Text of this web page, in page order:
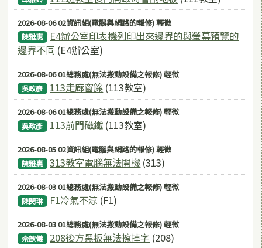
2026-08-06 02資訊組(電腦與網路的報修) 輕微
陳雅惠
E4辦公室印表機列印出來邊界的與螢幕預覽的
邊界不同 (E4辦公室)
2026-08-06 01總務處(無法搬動設備之報修) 輕微
吳政彥 113走廊窗簾 (113教室)
2026-08-06 01總務處(無法搬動設備之報修) 輕微
吳政彥 113前門磁鐵 (113教室)
2026-08-05 02資訊組(電腦與網路的報修) 輕微
陳雅惠 313教室電腦無法開機 (313)
2026-08-03 01總務處(無法搬動設備之報修) 輕微
陳閔琳 F1冷氣不涼 (F1)
2026-08-03 01總務處(無法搬動設備之報修) 輕微
佘歆儀 208後方黑板無法擦掉字 (208)